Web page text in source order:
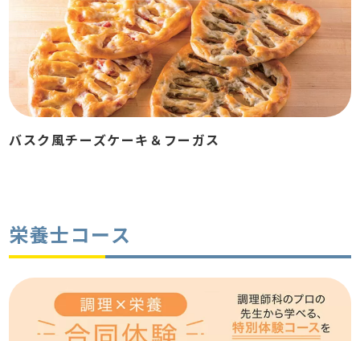
バスク風チーズケーキ＆フーガス
栄養士コース